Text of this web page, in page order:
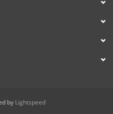
by Lightspeed